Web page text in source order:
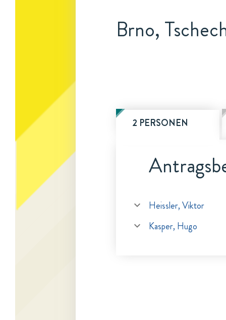
Brno,
2 PERSONEN
Heissler, Viktor
Kasper, Hugo